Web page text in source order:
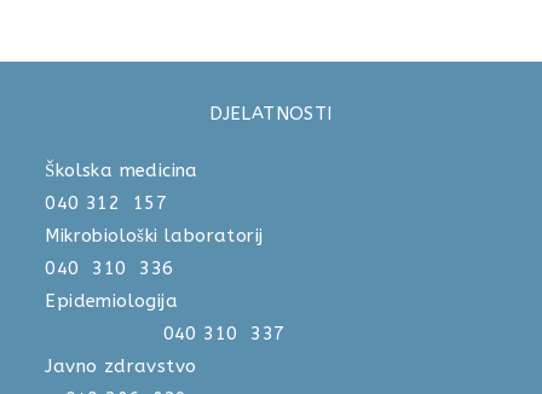
DJELATNOSTI
Školska medicina
040 312 157
Mikrobiološki laboratorij
040 310 336
Epidemiologija
040 310 337
Javno zdravstvo